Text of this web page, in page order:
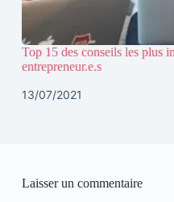
Top 15 des conseils les plus
entrepreneur.e.s
13/07/2021
Laisser un commentaire